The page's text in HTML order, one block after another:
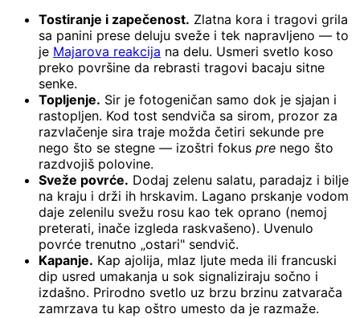
Tostiranje i zapečenost. Zlatna kora i tragovi grila
sa panini prese deluju sveže i tek napravljeno — to
je Majarova reakcija na delu. Usmeri svetlo koso
preko površine da rebrasti tragovi bacaju sitne
senke.
Topljenje. Sir je fotogeničan samo dok je sjajan i
rastopljen. Kod tost sendviča sa sirom, prozor za
razvlačenje sira traje možda četiri sekunde pre
nego što se stegne — izoštri fokus pre nego što
razdvojiš polovine.
Sveže povrće. Dodaj zelenu salatu, paradajz i bilje
na kraju i drži ih hrskavim. Lagano prskanje vodom
daje zelenilu svežu rosu kao tek oprano (nemoj
preterati, inače izgleda raskvašeno). Uvenulo
povrće trenutno „ostari" sendvič.
Kapanje. Kap ajolija, mlaz ljute meda ili francuski
dip usred umakanja u sok signaliziraju sočno i
izdašno. Prirodno svetlo uz brzu brzinu zatvarača
zamrzava tu kap oštro umesto da je razmaže.